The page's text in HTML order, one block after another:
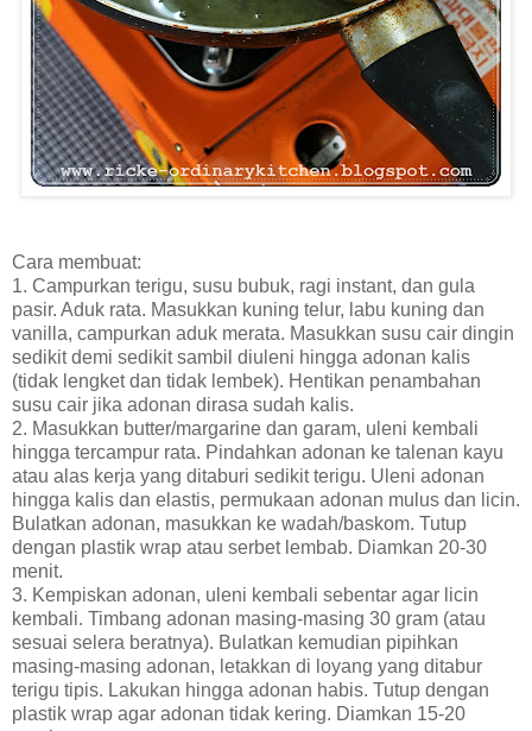
Cara membuat:
1. Campurkan terigu, susu bubuk, ragi instant, dan gula
pasir. Aduk rata. Masukkan kuning telur, labu kuning dan
vanilla, campurkan aduk merata. Masukkan susu cair dingin
sedikit demi sedikit sambil diuleni hingga adonan kalis
(tidak lengket dan tidak lembek). Hentikan penambahan
susu cair jika adonan dirasa sudah kalis.
2. Masukkan butter/margarine dan garam, uleni kembali
hingga tercampur rata. Pindahkan adonan ke talenan kayu
atau alas kerja yang ditaburi sedikit terigu. Uleni adonan
hingga kalis dan elastis, permukaan adonan mulus dan licin.
Bulatkan adonan, masukkan ke wadah/baskom. Tutup
dengan plastik wrap atau serbet lembab. Diamkan 20-30
menit.
3. Kempiskan adonan, uleni kembali sebentar agar licin
kembali. Timbang adonan masing-masing 30 gram (atau
sesuai selera beratnya). Bulatkan kemudian pipihkan
masing-masing adonan, letakkan di loyang yang ditabur
terigu tipis. Lakukan hingga adonan habis. Tutup dengan
plastik wrap agar adonan tidak kering. Diamkan 15-20